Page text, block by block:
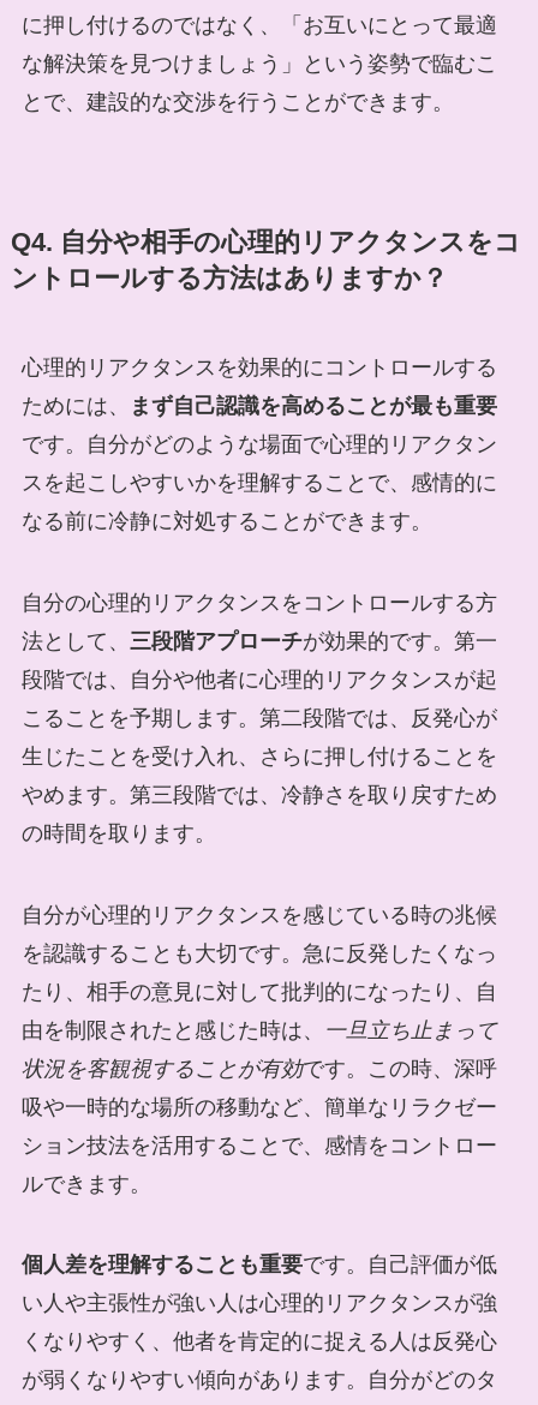
に押し付けるのではなく、「お互いにとって最適
な解決策を見つけましょう」という姿勢で臨むこ
とで、建設的な交渉を行うことができます。
Q4. 自分や相手の心理的リアクタンスをコ
ントロールする方法はありますか？
心理的リアクタンスを効果的にコントロールする
ためには、
まず自己認識を高めることが最も重要
です。自分がどのような場面で心理的リアクタン
スを起こしやすいかを理解することで、感情的に
なる前に冷静に対処することができます。
自分の心理的リアクタンスをコントロールする方
法として、 三段階アプローチが効果的です。第一
段階では、自分や他者に心理的リアクタンスが起
こることを予期します。第二段階では、反発心が
生じたことを受け入れ、さらに押し付けることを
やめます。第三段階では、冷静さを取り戻すため
の時間を取ります。
自分が心理的リアクタンスを感じている時の兆候
を認識することも大切です。急に反発したくなっ
たり、相手の意見に対して批判的になったり、自
由を制限されたと感じた時は、
一旦立ち止まって
状況を客観視することが有効です。この時、深呼
吸や一時的な場所の移動など、簡単なリラクゼー
ション技法を活用することで、感情をコントロー
ルできます。
個人差を理解することも重要です。自己評価が低
い人や主張性が強い人は心理的リアクタンスが強
くなりやすく、他者を肯定的に捉える人は反発心
が弱くなりやすい傾向があります。自分がどのタ